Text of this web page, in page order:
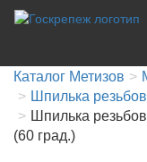
Каталог Метизов
Шпилька
Шпилька
(60 град.)